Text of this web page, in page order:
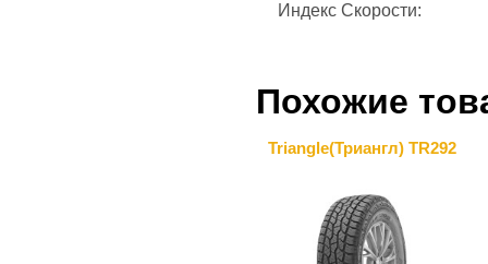
Индекс Скорости:
Похожие
Triangle(Триангл) TR292